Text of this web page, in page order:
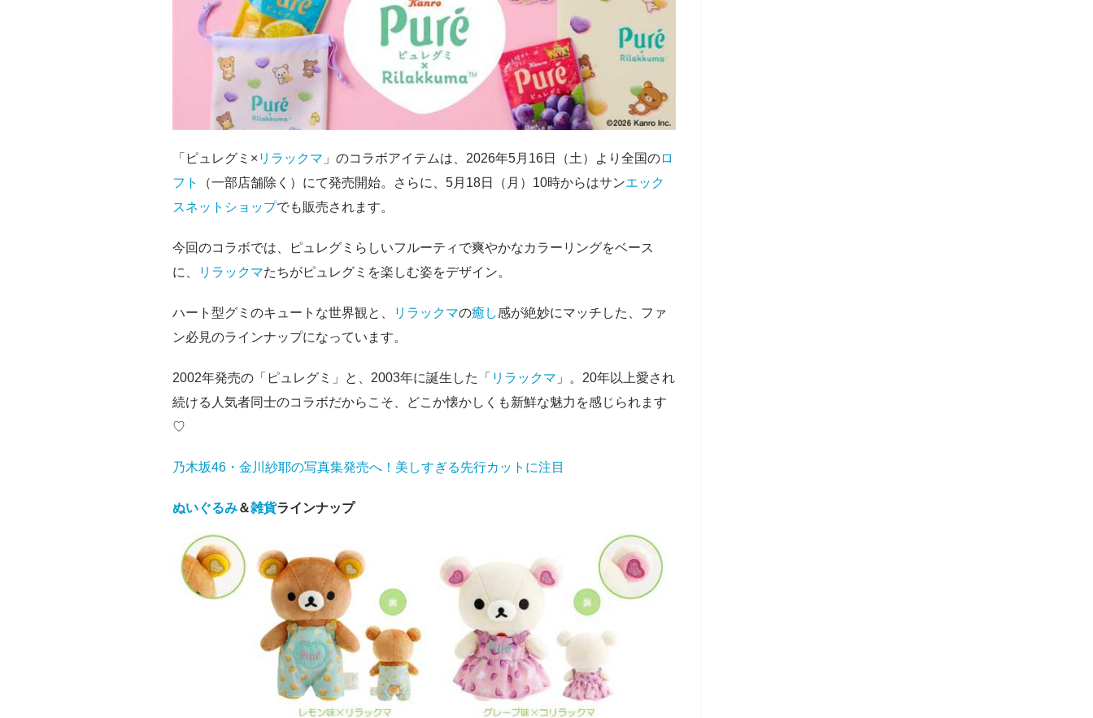
「ピュレグミ× リラックマ 」のコラボアイテムは、2026年5月16日（土）より全国のロ
フト
（一部店舗除く）にて発売開始。さらに、5月18日（月）10時からはサンエック
スネットショップでも販売されます。
今回のコラボでは、ピュレグミらしいフルーティで爽やかなカラーリングをベース
に、
リラックマたちがピュレグミを楽しむ姿をデザイン。
ハート型グミのキュートな世界観と、 リラックマの癒し感が絶妙にマッチした、ファ
ン必見のラインナップになっています。
2002年発売の「ピュレグミ」と、2003年に誕生した「 リラックマ 」。20年以上愛され
続ける人気者同士のコラボだからこそ、どこか懐かしくも新鮮な魅力を感じられます
♡
乃木坂46・金川紗耶の写真集発売へ！美しすぎる先行カットに注目
ぬいぐるみ＆雑貨ラインナップ